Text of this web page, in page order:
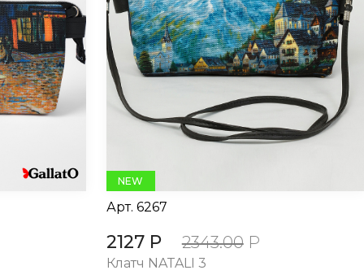
NEW
Арт. 6267
2127 Р 2343.00 Р
Клатч NATALI 3